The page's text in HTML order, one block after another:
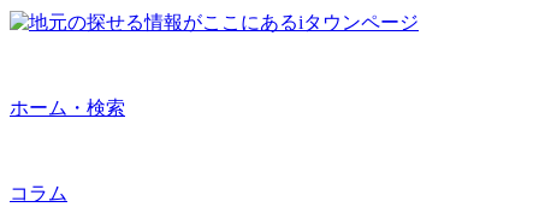
ホーム・検索
コラム